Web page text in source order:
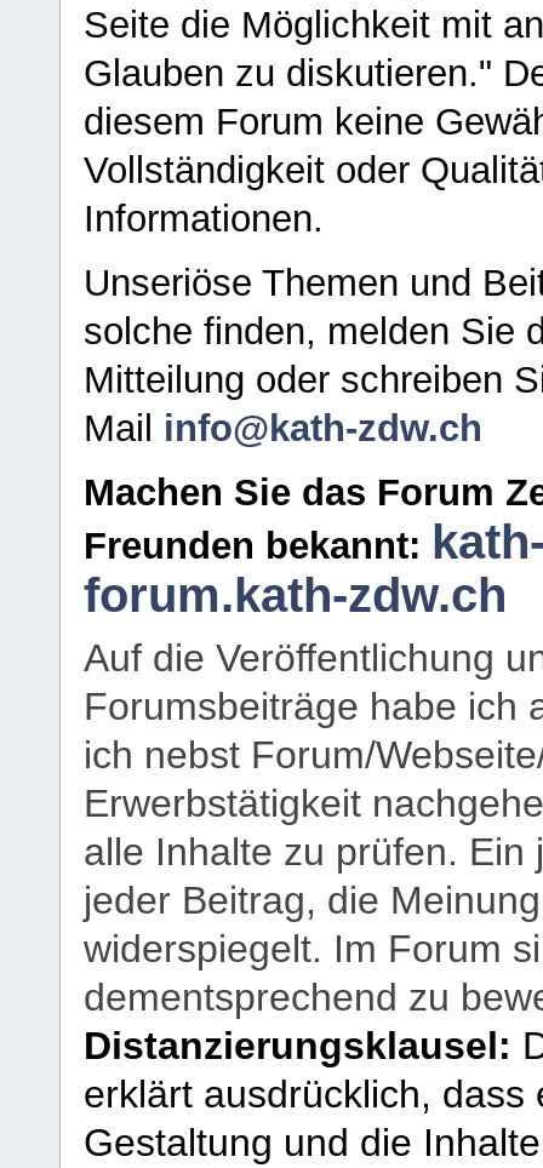
Seite die Möglichkeit mit
Glauben zu diskutieren."
diesem Forum keine
Vollständigkeit oder
Informationen.
Unseriöse Themen und
solche finden, melden Sie
Mitteilung oder schreiben
Mail info@kath-zdw.ch
Machen Sie das Forum
Freunden bekannt:
forum.kath-zdw.ch
Auf die Veröffentlichung
Forumsbeiträge habe ich
ich nebst Forum/
Erwerbstätigkeit
alle Inhalte zu prüfen.
jeder Beitrag, die
widerspiegelt. Im Forum
dementsprechend zu
Distanzierungsklausel:
erklärt ausdrücklich,
Gestaltung und die